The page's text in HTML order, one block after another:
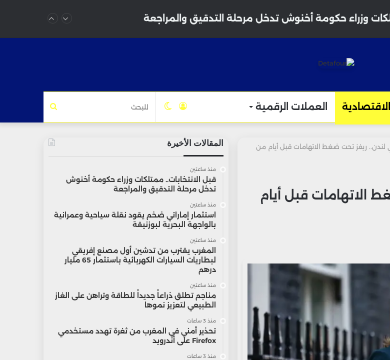
وزراء حكومة أخنوش تدخل مرحلة التدقيق والمراجعة
الاقتصادية العملات الرقمية للبحث الوضعتسجيل
ريفز تحت ضغط الاتهامات قبل أيام من
الاتهامات قبل أيام
المقالات الأخيرة
منذ ساعتين
قبل الانتخابات.. ممتلكات وزراء حكومة أخنوش
تدخل مرحلة التدقيق والمراجعة
منذ ساعتين
استثمار إماراتي ضخم يقود نقلة سياحية وعمرانية
بالواجهة البحرية لبوزنيقة
منذ ساعتين
المغرب يقترب من تدشين أول مصنع إفريقي
لبطاريات السيارات الكهربائية باستثمار 65 مليار
درهم
منذ ساعتين
مناجم تطلق ذراعاً جديداً للطاقة وتراهن على الغاز
الطبيعي لتعزيز نموها
منذ 3 ساعات
تحذير أمني في المغرب من ثغرة تهدد مستخدمي
Firefox على أندرويد
منذ 3 ساعات